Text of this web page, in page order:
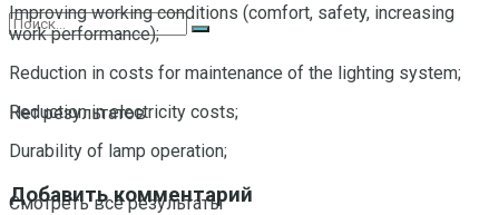
Нет результатов
Смотреть все результаты
Improving working conditions (comfort, safety, increasing
work performance);
Reduction in costs for maintenance of the lighting system;
Reduction in electricity costs;
Durability of lamp operation;
Добавить комментарий